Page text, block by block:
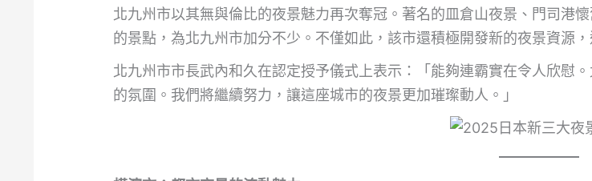
北九州市以其無與倫比的夜景魅力再次奪冠。著名的皿倉山夜景、門司港
的景點，為北九州市加分不少。不僅如此，該市還積極開發新的夜景資源
北九州市市長武內和久在認定授予儀式上表示：「能夠連霸實在令人欣慰
的氛圍。我們將繼續努力，讓這座城市的夜景更加璀璨動人。」